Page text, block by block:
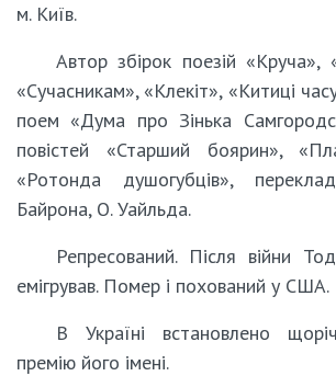
м. Київ.
Автор збірок поезій «Круча»,
«Сучасникам», «Клекіт», «Китиці
поем «Дума про Зінька
повістей «Старший боярин»,
«Ротонда душогубців»,
Байрона, О. Уайльда.
Репресований. Після війни
емігрував. Помер і похований у США.
В Україні встановлено
премію його імені.